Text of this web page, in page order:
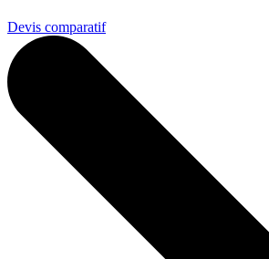
Devis comparatif